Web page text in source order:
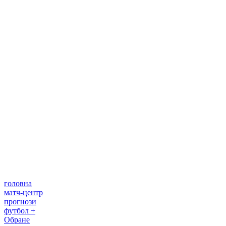
головна
матч-центр
прогнози
футбол +
Обране